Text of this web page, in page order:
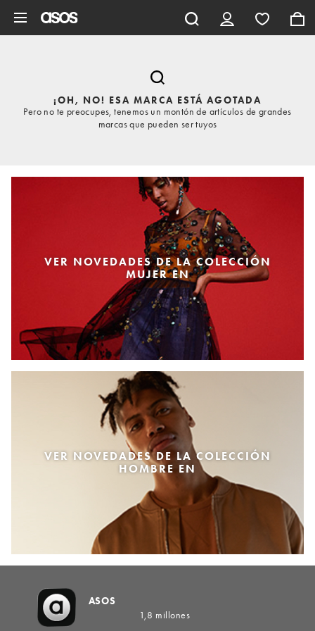
¡OH, NO! ESA MARCA ESTÁ AGOTADA
Pero no te preocupes, tenemos un montón de artículos de grandes
marcas que pueden ser tuyos
VER NOVEDADES DE LA COLECCIÓN
MUJER EN
VER NOVEDADES DE LA COLECCIÓN
HOMBRE EN
ASOS
1,8 millones